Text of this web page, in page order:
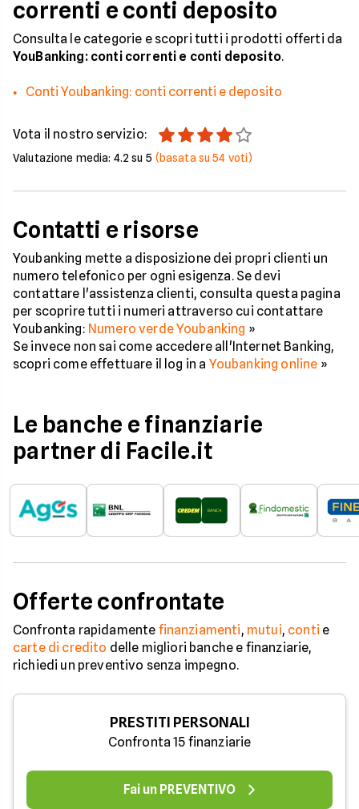
correnti e conti deposito
Consulta le categorie e scopri tutti i prodotti offerti da
YouBanking: conti correnti e conti deposito.
Conti Youbanking: conti correnti e deposito
Vota il nostro servizio:
Valutazione media: 4.2 su 5 (basata su54 voti)
Contatti e risorse
Youbanking mette a disposizione dei propri clienti un
numero telefonico per ogni esigenza. Se devi
contattare l'assistenza clienti, consulta questa pagina
per scoprire tutti i numeri attraverso cui contattare
Youbanking: Numero verde Youbanking »
Se invece non sai come accedere all'Internet Banking,
scopri come effettuare il log in a Youbanking online »
Le banche e finanziarie
partner di Facile.it
Offerte confrontate
Confronta rapidamente finanziamenti, mutui, conti e
carte di credito delle migliori banche e finanziarie,
richiedi un preventivo senza impegno.
PRESTITI PERSONALI
Confronta 15 finanziarie
Fai un PREVENTIVO